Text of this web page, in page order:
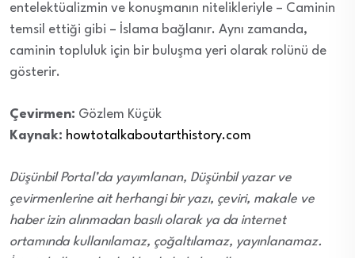
entelektüalizmin ve konuşmanın nitelikleriyle – Caminin
temsil ettiği gibi – İslama bağlanır. Aynı zamanda,
caminin topluluk için bir buluşma yeri olarak rolünü de
gösterir.
Çevirmen: Gözlem Küçük
Kaynak: howtotalkaboutarthistory.com
Düşünbil Portal’da yayımlanan, Düşünbil yazar ve
çevirmenlerine ait herhangi bir yazı, çeviri, makale ve
haber izin alınmadan basılı olarak ya da internet
ortamında kullanılamaz, çoğaltılamaz, yayınlanamaz.